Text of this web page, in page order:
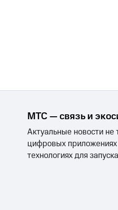
МТС — связь и
Актуальные новости не
цифровых
технологиях для